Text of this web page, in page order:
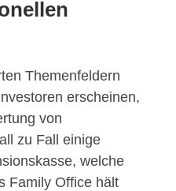
Themenfeldern
erscheinen,
von
zu Fall einige
welche
Family Office hält